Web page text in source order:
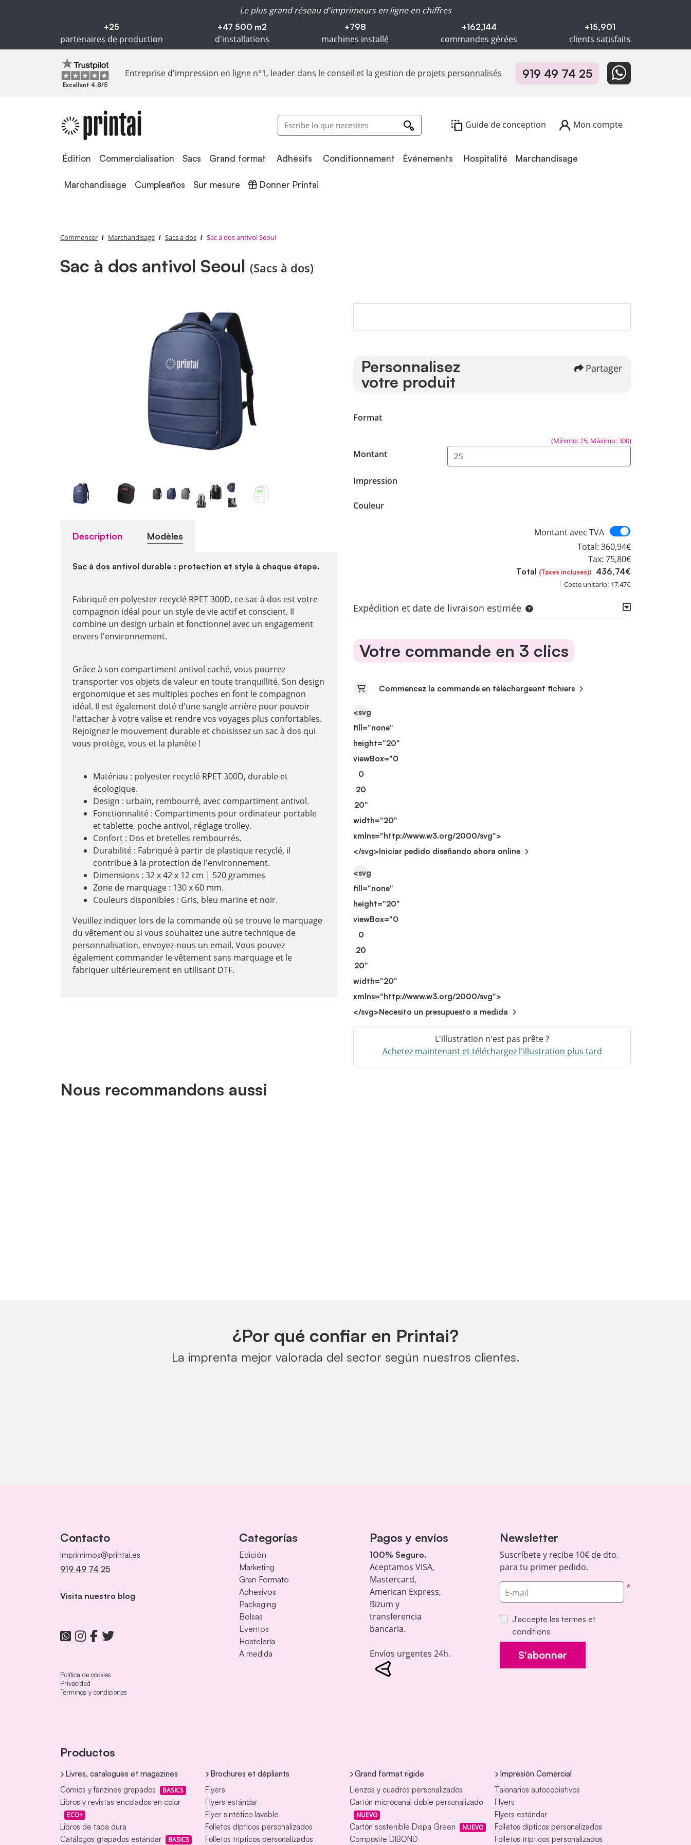
Le plus grand réseau d'imprimeurs en ligne en chiffres
+25
partenaires de production
+47 500 m2
d'installations
+798
machines installé
+162,144
commandes gérées
+15,901
clients satisfaits
Excellent 4.8/5
Entreprise d'impression en ligne n°1, leader dans le conseil et la gestion de projets personnalisés 919 49 74 25
Guide de conception Mon compte
Édition
Édition Commercialisation Sacs Grand format Adhésifs
Adhésifs Conditionnement
Conditionnement Événements Hospitalité
Hospitalité Marchandisage
Marchandisage Cumpleaños Sur mesure Donner Printai
Donner Printai
Commencer Marchandisage Sacs à dos Sac à dos antivol Seoul
Sac à dos antivol Seoul (Sacs à dos)
Description Modèles
Sac à dos antivol durable : protection et style à chaque étape.
Fabriqué en polyester recyclé RPET 300D, ce sac à dos est votre
compagnon idéal pour un style de vie actif et conscient. Il
combine un design urbain et fonctionnel avec un engagement
envers l'environnement.
Grâce à son compartiment antivol caché, vous pourrez
transporter vos objets de valeur en toute tranquillité. Son design
ergonomique et ses multiples poches en font le compagnon
idéal. Il est également doté d'une sangle arrière pour pouvoir
l'attacher à votre valise et rendre vos voyages plus confortables.
Rejoignez le mouvement durable et choisissez un sac à dos qui
vous protège, vous et la planète !
Matériau : polyester recyclé RPET 300D, durable et
écologique.
Design : urbain, rembourré, avec compartiment antivol.
Fonctionnalité : Compartiments pour ordinateur portable
et tablette, poche antivol, réglage trolley.
Confort : Dos et bretelles rembourrés.
Durabilité : Fabriqué à partir de plastique recyclé, il
contribue à la protection de l'environnement.
Dimensions : 32 x 42 x 12 cm | 520 grammes
Zone de marquage : 130 x 60 mm.
Couleurs disponibles : Gris, bleu marine et noir.
Veuillez indiquer lors de la commande où se trouve le marquage
du vêtement ou si vous souhaitez une autre technique de
personnalisation, envoyez-nous un email. Vous pouvez
également commander le vêtement sans marquage et le
fabriquer ultérieurement en utilisant DTF.
Personnalisez
votre produit
Partager
Format
(Mínimo: 25, Máximo: 300)
Montant
Impression
Couleur
Montant avec TVA
Total: 360,94€
Tax: 75,80€
Total (Taxes incluses): 436,74€
Coste unitario: 17,47€
Expédition et date de livraison estimée
Votre commande en 3 clics
Commencez la commande en téléchargeant fichiers
<svg
fill="none"
height="20"
viewBox="0
0
20
20"
width="20"
xmlns="http://www.w3.org/2000/svg">
</svg>Iniciar pedido diseñando ahora online
<svg
fill="none"
height="20"
viewBox="0
0
20
20"
width="20"
xmlns="http://www.w3.org/2000/svg">
</svg>Necesito un presupuesto a medida
L'illustration n'est pas prête ?
Achetez maintenant et téléchargez l'illustration plus tard
Nous recommandons aussi
¿Por qué confiar en Printai?
La imprenta mejor valorada del sector según nuestros clientes.
Contacto
imprimimos@printai.es
919 49 74 25
Visita nuestro blog
Política de cookies
Privacidad
Términos y condiciones
Categorías
Edición
Marketing
Gran Formato
Adhesivos
Packaging
Bolsas
Eventos
Hostelería
A medida
Pagos y envíos
100% Seguro.
Aceptamos VISA,
Mastercard,
American Express,
Bizum y
transferencia
bancaria.
Envíos urgentes 24h.
Newsletter
Suscríbete y recibe 10€ de dto.
para tu primer pedido.
*
E-mail
J'accepte les termes et
conditions
S'abonner
Productos
Livres, catalogues et magazines
Cómics y fanzines grapados
BASICS
Libros y revistas encolados en color
ECO+
Libros de tapa dura
Catálogos grapados estándar
BASICS
Brochures et dépliants
Flyers
Flyers estándar
Flyer sintético lavable
Folletos dípticos personalizados
Folletos trípticos personalizados
Grand format rigide
Lienzos y cuadros personalizados
Cartón microcanal doble personalizado
NUEVO
Cartón sostenible Dispa Green NUEVO
Composite DIBOND
Impresión Comercial
Talonarios autocopiativos
Flyers
Flyers estándar
Folletos dípticos personalizados
Folletos trípticos personalizados